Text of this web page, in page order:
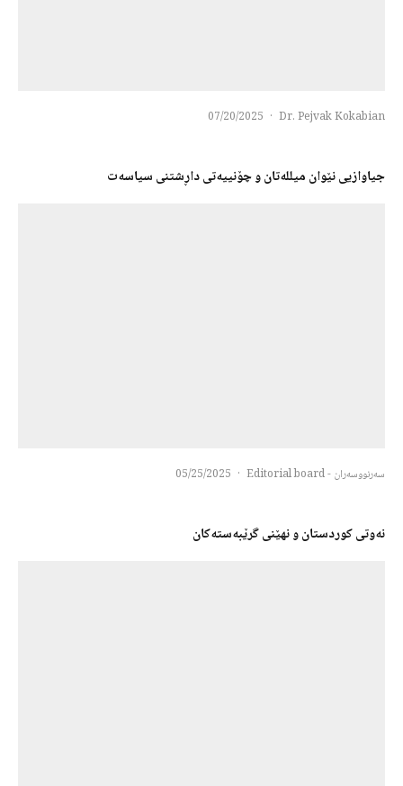
Dr. Pejvak Kokabian
·
07/20/2025
جیاوازیی نێوان میللەتان و چۆنییەتی داڕشتنی سیاسەت
سەرنووسەران - Editorial board ·
05/25/2025
نەوتی کوردستان و نهێنی گرێبەستەکان